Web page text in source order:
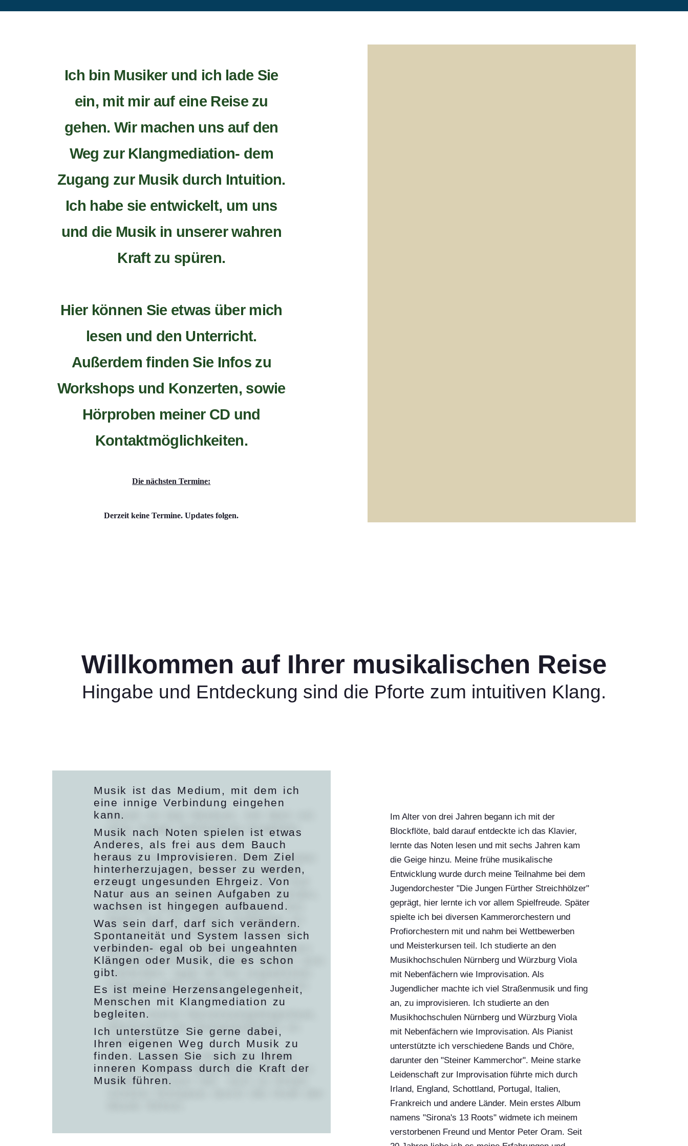
Ich bin Musiker und ich lade Sie
ein, mit mir auf eine Reise zu
gehen. Wir machen uns auf den
Weg zur Klangmediation- dem
Zugang zur Musik durch Intuition.
Ich habe sie entwickelt, um uns
und die Musik in unserer wahren
Kraft zu spüren.
Hier können Sie etwas über mich
lesen und den Unterricht.
Außerdem finden Sie Infos zu
Workshops und Konzerten, sowie
Hörproben meiner CD und
Kontaktmöglichkeiten.
Die nächsten Termine:
Derzeit keine Termine. Updates folgen.
Willkommen auf Ihrer musikalischen Reise
Hingabe und Entdeckung sind die Pforte zum intuitiven Klang.
Musik ist das Medium, mit dem ich
eine innige Verbindung eingehen
kann.
Musik nach Noten spielen ist etwas
Anderes, als frei aus dem Bauch
heraus zu Improvisieren. Dem Ziel
hinterherzujagen, besser zu werden,
erzeugt ungesunden Ehrgeiz. Von
Natur aus an seinen Aufgaben zu
wachsen ist hingegen aufbauend.
Was sein darf, darf sich verändern.
Spontaneität und System lassen sich
verbinden- egal ob bei ungeahnten
Klängen oder Musik, die es schon
gibt.
Es ist meine Herzensangelegenheit,
Menschen mit Klangmediation zu
begleiten.
Ich unterstütze Sie gerne dabei,
Ihren eigenen Weg durch Musik zu
finden. Lassen Sie sich zu Ihrem
inneren Kompass durch die Kraft der
Musik führen.
Im Alter von drei Jahren begann ich mit der
Blockflöte, bald darauf entdeckte ich das Klavier,
lernte das Noten lesen und mit sechs Jahren kam
die Geige hinzu. Meine frühe musikalische
Entwicklung wurde durch meine Teilnahme bei dem
Jugendorchester "Die Jungen Fürther Streichhölzer"
geprägt, hier lernte ich vor allem Spielfreude. Später
spielte ich bei diversen Kammerorchestern und
Profiorchestern mit und nahm bei Wettbewerben
und Meisterkursen teil. Ich studierte an den
Musikhochschulen Nürnberg und Würzburg Viola
mit Nebenfächern wie Improvisation. Als
Jugendlicher machte ich viel Straßenmusik und fing
an, zu improvisieren. Ich studierte an den
Musikhochschulen Nürnberg und Würzburg Viola
mit Nebenfächern wie Improvisation. Als Pianist
unterstützte ich verschiedene Bands und Chöre,
darunter den "Steiner Kammerchor". Meine starke
Leidenschaft zur Improvisation führte mich durch
Irland, England, Schottland, Portugal, Italien,
Frankreich und andere Länder. Mein erstes Album
namens "Sirona's 13 Roots" widmete ich meinem
verstorbenen Freund und Mentor Peter Oram. Seit